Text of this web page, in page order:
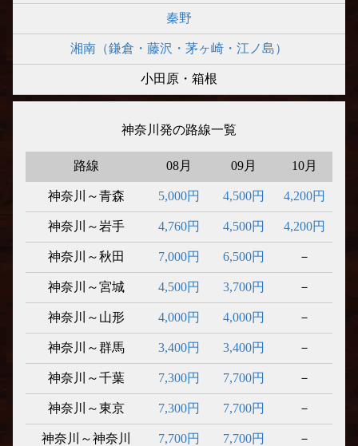
秦野
湘南（鎌倉・藤沢・茅ヶ崎・江ノ島）
小田原・箱根
神奈川発の路線一覧
路線 08月 09月 10月
神奈川～青森 5,000円 4,500円 4,200円
神奈川～岩手 4,760円 4,500円 4,200円
神奈川～秋田 7,000円 6,500円 －
神奈川～宮城 4,500円 3,700円 －
神奈川～山形 4,000円 4,000円 －
神奈川～群馬 3,400円 3,400円 －
神奈川～千葉 7,300円 7,700円 －
神奈川～東京 7,300円 7,700円 －
神奈川～神奈川 7,700円 7,700円 －